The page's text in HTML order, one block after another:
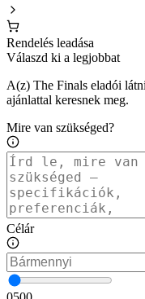
Rendelés leadása
Válaszd ki a legjobbat
A(z) The Finals eladói
ajánlattal keresnek meg.
Mire van szükséged?
Célár